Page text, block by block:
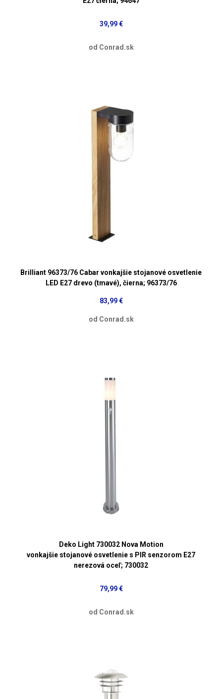
39,99 €
od Conrad.sk
Brilliant 96373/76 Cabar vonkajšie stojanové osvetlenie
LED E27 drevo (tmavé), čierna; 96373/76
83,99 €
od Conrad.sk
Deko Light 730032 Nova Motion
vonkajšie stojanové osvetlenie s PIR senzorom E27
nerezová oceľ; 730032
79,99 €
od Conrad.sk